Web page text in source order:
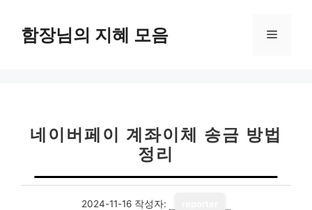
함장님의 지혜 모음 메
네이버페이 계좌이체 송금 방법
정리
2024-11-16 작성자: